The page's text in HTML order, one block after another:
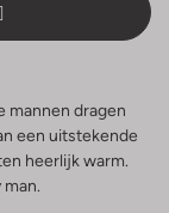
mannen dragen
een uitstekende
heerlijk warm.